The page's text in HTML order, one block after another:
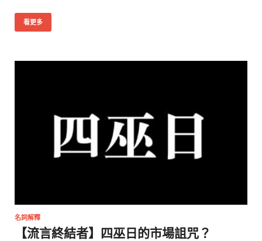
看更多
名詞解釋
【流言終結者】四巫日的市場詛咒？